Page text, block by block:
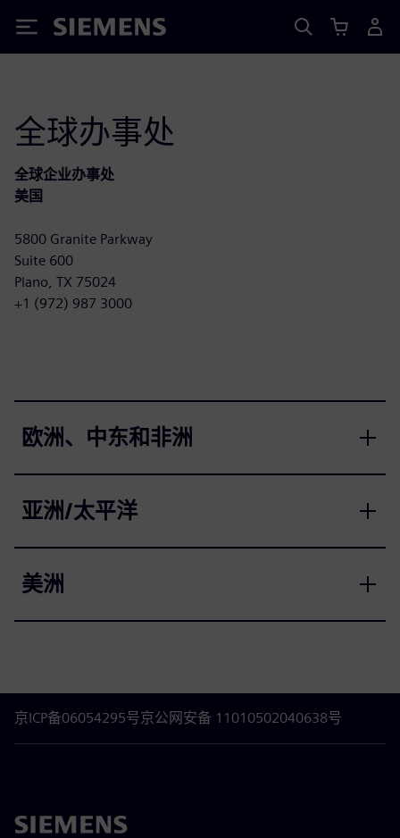
Siemens
全球办事处
全球企业办事处
美国
5800 Granite Parkway
Suite 600
Plano, TX 75024
+1 (972) 987 3000
欧洲、中东和非洲
亚洲/太平洋
美洲
京ICP备06054295号京公网安备 11010502040638号